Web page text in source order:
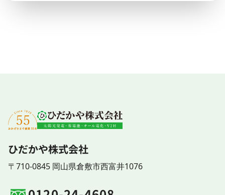
ひだかや株式会社
〒710-0845 岡山県倉敷市西富井1076